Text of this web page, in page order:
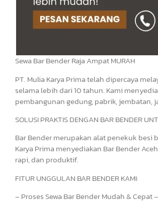
Sewa Bar Bender Raja Ampat MURAH
PT. Mulia Karya Prima telah dipercaya
selama lebih dari 10 tahun. Kami
pembangunan gedung, pabrik, jembatan,
SOLUSI PRAKTIS DENGAN BAR BENDER
Bar Bender merupakan alat penekuk besi
Karya Prima menyediakan Bar Bender
rapi, dan produktif.
FITUR UNGGULAN BAR BENDER KAMI:
– Proses Sewa Bar Bender Mudah & Cepat –